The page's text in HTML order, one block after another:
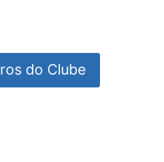
do Clube